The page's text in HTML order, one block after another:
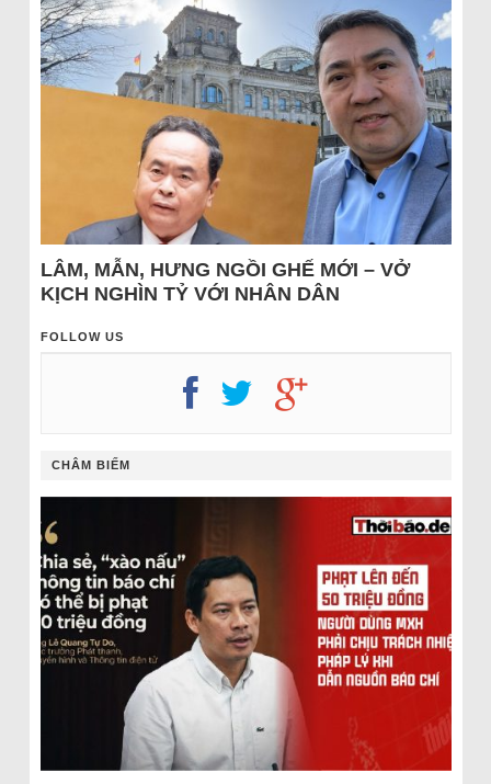
LÂM, MẪN, HƯNG NGỒI GHẾ MỚI – VỞ
KỊCH NGHÌN TỶ VỚI NHÂN DÂN
FOLLOW US
CHÂM BIẾM